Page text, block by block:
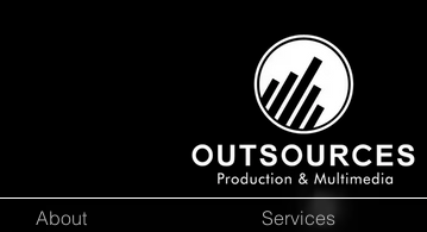
About Services